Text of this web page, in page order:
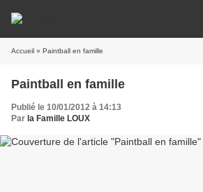
Accueil » Paintball en famille
Paintball en famille
Publié le 10/01/2012 à 14:13
Par la Famille LOUX